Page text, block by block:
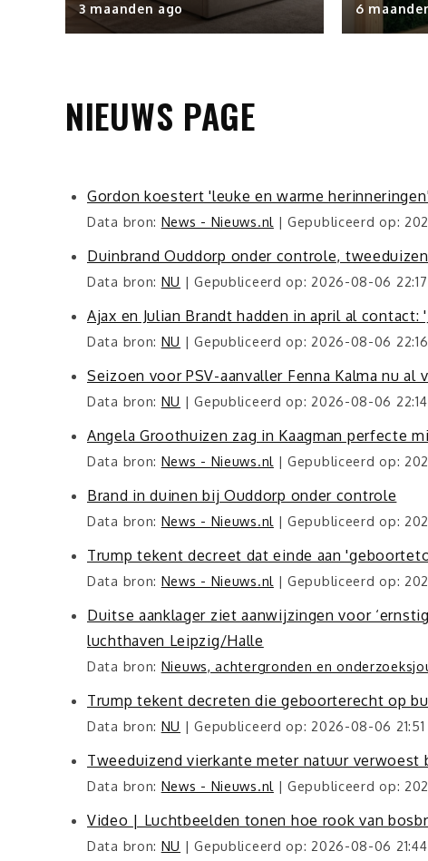
3 maanden ago 6
NIEUWS PAGE
Gordon koestert 'leuke en warme herinneringen'
Data bron: News - Nieuws.nl Gepubliceerd op:
Duinbrand Ouddorp onder controle,
Data bron: NU Gepubliceerd op: 2026-08-06 22:17
Ajax en Julian Brandt hadden in april al
Data bron: NU Gepubliceerd op: 2026-08-06 22:16
Seizoen voor PSV-aanvaller Fenna Kalma nu
Data bron: NU Gepubliceerd op: 2026-08-06 22:14
Angela Groothuizen zag in Kaagman perfecte
Data bron: News - Nieuws.nl Gepubliceerd op:
Brand in duinen bij Ouddorp onder controle
Data bron: News - Nieuws.nl Gepubliceerd op:
Trump tekent decreet dat einde aan
Data bron: News - Nieuws.nl Gepubliceerd op:
Duitse aanklager ziet aanwijzingen voor
luchthaven Leipzig/Halle
Data bron: Nieuws, achtergronden en
Trump tekent decreten die geboorterecht op
Data bron: NU Gepubliceerd op: 2026-08-06 21:51
Tweeduizend vierkante meter natuur verwoest
Data bron: News - Nieuws.nl Gepubliceerd op:
Video | Luchtbeelden tonen hoe rook van
Data bron: NU Gepubliceerd op: 2026-08-06 21:44